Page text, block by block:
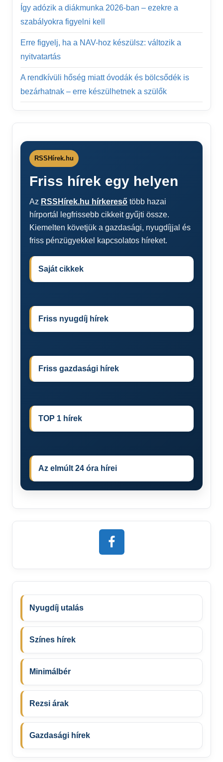
Így adózik a diákmunka 2026-ban – ezekre a
szabályokra figyelni kell
Erre figyelj, ha a NAV-hoz készülsz: változik a
nyitvatartás
A rendkívüli hőség miatt óvodák és bölcsődék is
bezárhatnak – erre készülhetnek a szülők
RSSHírek.hu
Friss hírek egy helyen
Az RSSHírek.hu hírkereső több hazai
hírportál legfrissebb cikkeit gyűjti össze.
Kiemelten követjük a gazdasági, nyugdíjjal és
friss pénzügyekkel kapcsolatos híreket.
Saját cikkek
Friss nyugdíj hírek
Friss gazdasági hírek
TOP 1 hírek
Az elmúlt 24 óra hírei
Nyugdíj utalás
Színes hírek
Minimálbér
Rezsi árak
Gazdasági hírek